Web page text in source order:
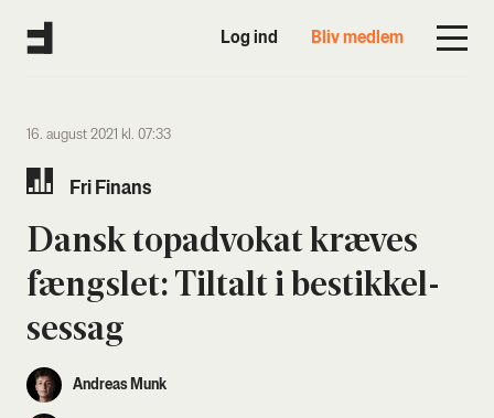
Log ind Bliv medlem
16. august 2021 kl. 07:33
Fri Finans
Dansk topad­vo­kat kræ­ves
fængs­let: Til­talt i bestik­kel­
ses­sag
Andreas Munk